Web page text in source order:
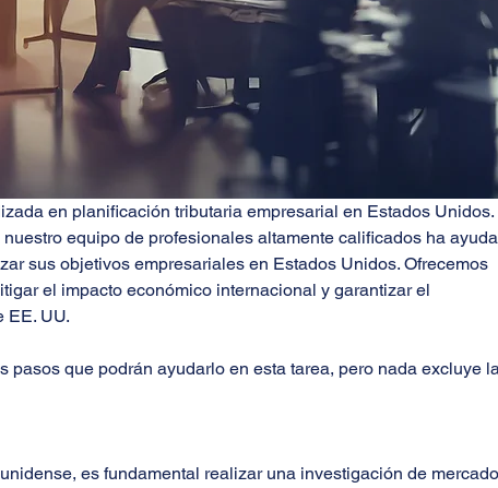
en planificación tributaria empresarial en Estados Unidos.
equipo de profesionales altamente calificados ha
sus objetivos empresariales en Estados Unidos. Ofrecemos
el impacto económico internacional y garantizar el
EE. UU.
pasos que podrán ayudarlo en esta tarea, pero nada excluye
es fundamental realizar una investigación de mercado